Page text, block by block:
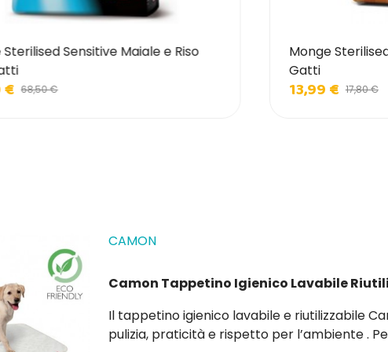
Sensitive Maiale e Riso
€ 68,50 €
Monge
Gatti
13,99 € 17,80 €
CAMON
Camon Tappetino Igienico Lavabile
Il tappetino igienico lavabile e riutilizzabile Camon è la scelta ideale per chi vuole combinare
pulizia, praticità e rispetto per l’ambiente .